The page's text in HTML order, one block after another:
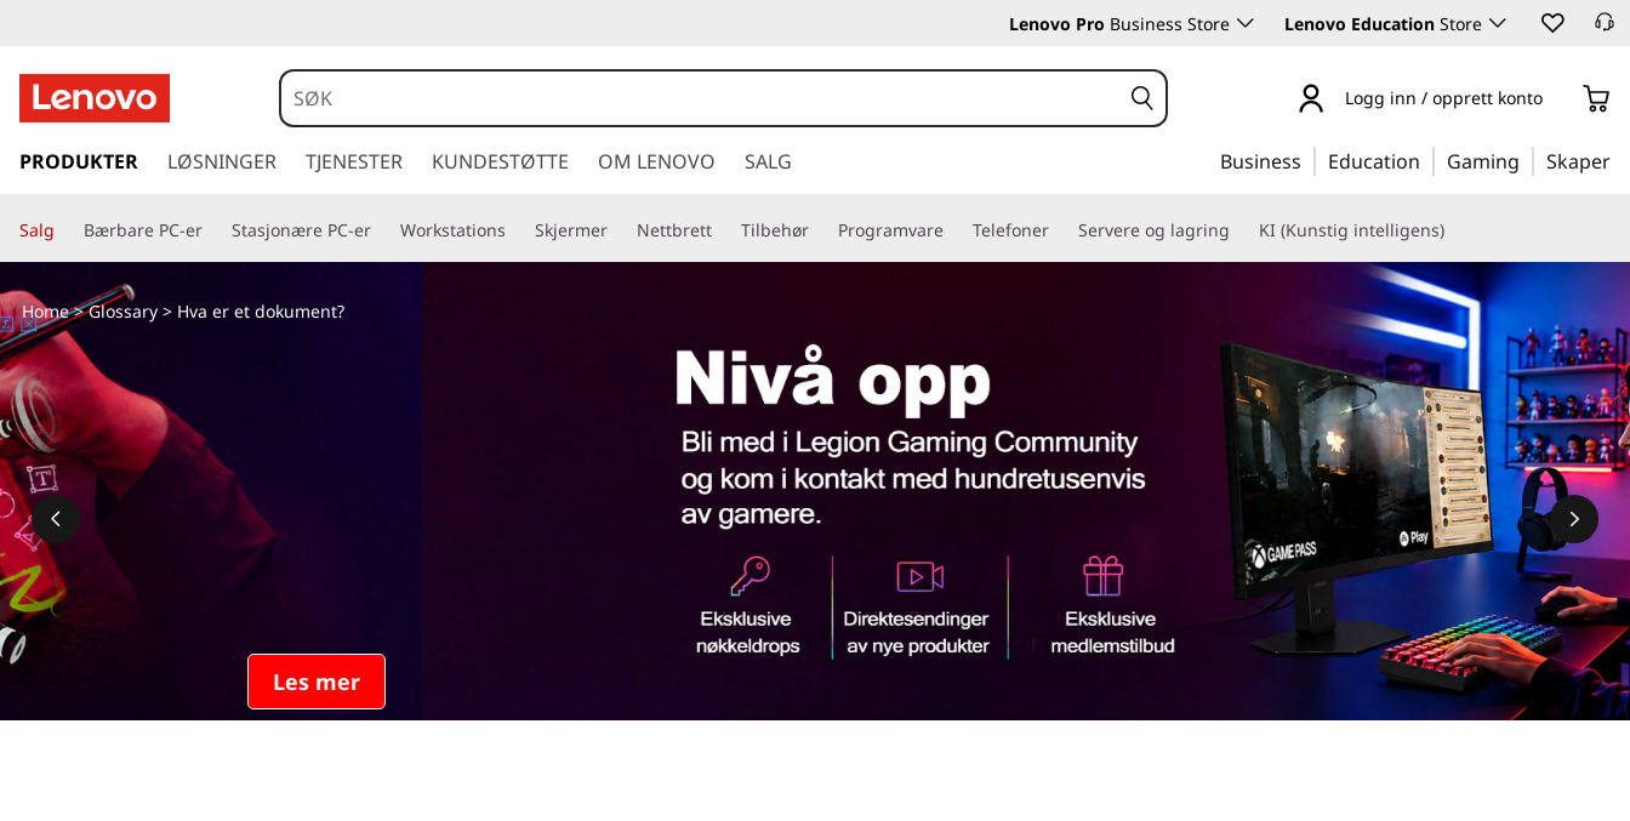
Lenovo Pro Business Store Lenovo Education Store
å
l
h
o
v
e
d
i
n
n
h
o
l
d
Logg inn / opprett konto
PRODUKTER LØSNINGER TJENESTER KUNDESTØTTE OM LENOVO SALG Business Education Gaming Skaper
Salg Bærbare PC-er Stasjonære PC-er Workstations Skjermer Nettbrett Tilbehør Programvare Telefoner Servere og lagring KI (Kunstig intelligens)
Les mer
Home>Glossary > Hva er et dokument?